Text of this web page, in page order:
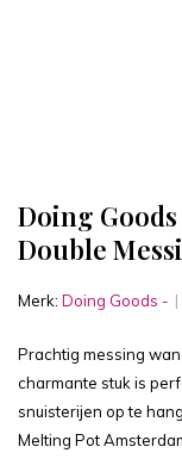
Doing
Double
Merk: Doing Goods -
Prachtig messing
charmante stuk is
snuisterijen op te
Melting Pot